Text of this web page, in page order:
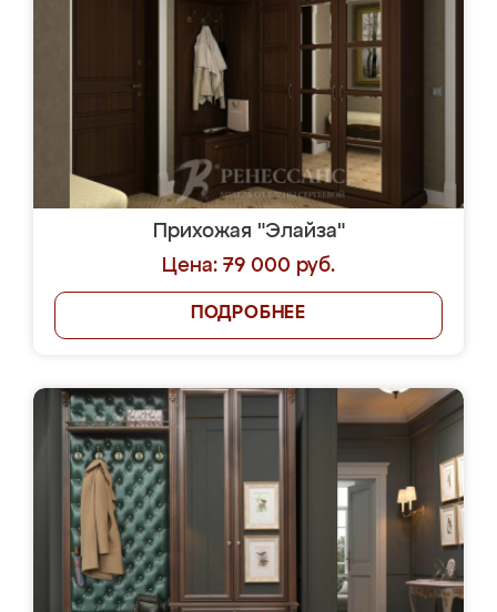
Прихожая "Элайза"
Цена: 79 000 руб.
ПОДРОБНЕЕ